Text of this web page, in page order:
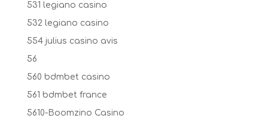
531 legiano casino
532 legiano casino
554 julius casino avis
56
560 bdmbet casino
561 bdmbet france
5610-Boomzino Casino